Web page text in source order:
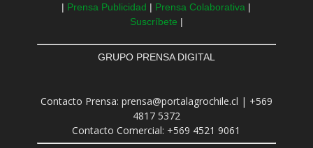
| Prensa Publicidad | Prensa Colaborativa |
Suscríbete |
GRUPO PRENSA DIGITAL
Contacto Prensa: prensa@portalagrochile.cl | +569
4817 5372
Contacto Comercial: +569 4521 9061